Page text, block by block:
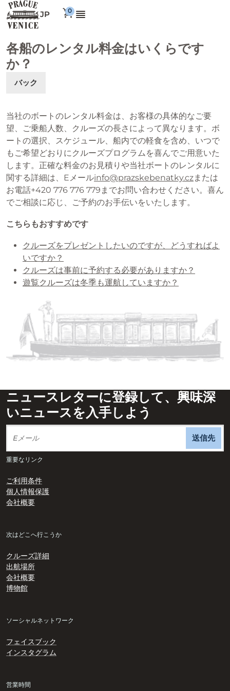
JP
各船のレンタル料金はいくらです
か？
バック
当社のボートのレンタル料金は、お客様の具体的なご要
望、ご乗船人数、クルーズの長さによって異なります。ボ
ートの選択、スケジュール、船内での軽食を含め、いつで
もご希望どおりにクルーズプログラムを喜んでご用意いた
します。正確な料金のお見積りや当社ボートのレンタルに
関する詳細は、Eメールinfo@prazskebenatky.czまたは
お電話+420 776 776 779までお問い合わせください。喜ん
でご相談に応じ、ご予約のお手伝いをいたします。
こちらもおすすめです
クルーズをプレゼントしたいのですが、どうすればよ
いですか？
クルーズは事前に予約する必要がありますか？
遊覧クルーズは冬季も運航していますか？
ニュースレターに登録して、興味深
いニュースを入手しよう
送信先
重要なリンク
ご利用条件
個人情報保護
会社概要
次はどこへ行こうか
クルーズ詳細
出航場所
会社概要
博物館
ソーシャルネットワーク
フェイスブック
インスタグラム
営業時間